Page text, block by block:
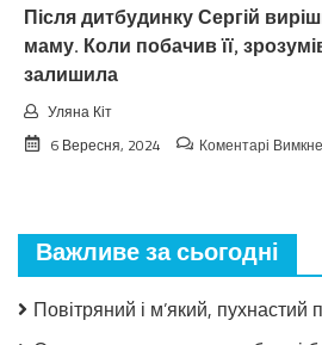
Після дитбудинку Сергій
маму. Коли побачив її,
залишила
Уляна Кіт
6 Вересня, 2024
Коментарі
Важливе за сьогодні
Повітряний і м’який, пухнастий